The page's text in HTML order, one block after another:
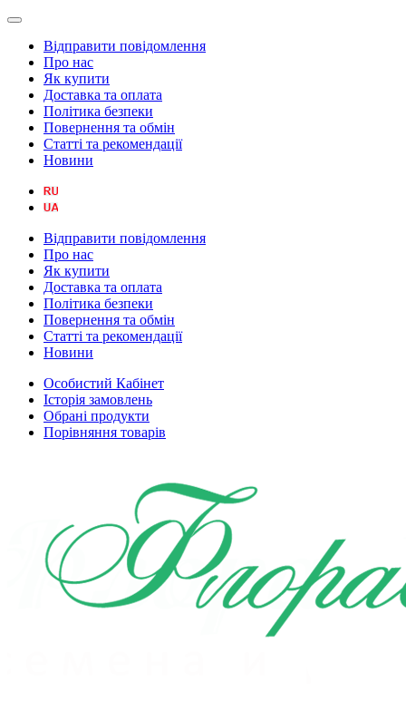
Відправити повідомлення
Про нас
Як купити
Доставка та оплата
Політика безпеки
Повернення та обмін
Статті та рекомендації
Новини
Відправити повідомлення
Про нас
Як купити
Доставка та оплата
Політика безпеки
Повернення та обмін
Статті та рекомендації
Новини
Особистий Кабінет
Історія замовлень
Обрані продукти
Порівняння товарів